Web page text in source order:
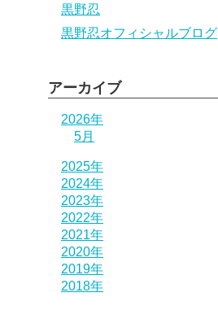
黒野忍
黒野忍オフィシャルブログ
アーカイブ
2026年
5月
2025年
2024年
2023年
2022年
2021年
2020年
2019年
2018年